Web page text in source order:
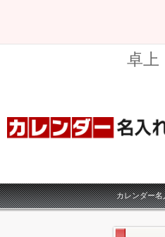
卓上
カレンダー